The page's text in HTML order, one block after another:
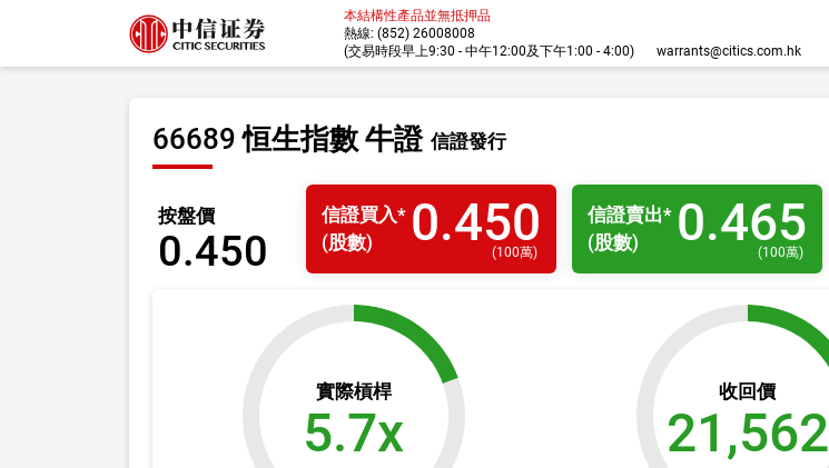
本結構性產品並無抵押品
熱線: (852) 26008008
(交易時段早上9:30 - 中午12:00及下午1:00 - 4:00)
warrants@citics.com.hk
66689 恒生指數 牛證 信證發行
按盤價
0.450
信證買入*
(股數)
0.450
(100萬)
信證賣出*
(股數)
0.465
(100萬)
實際槓桿
5.7x
收回價
21,562